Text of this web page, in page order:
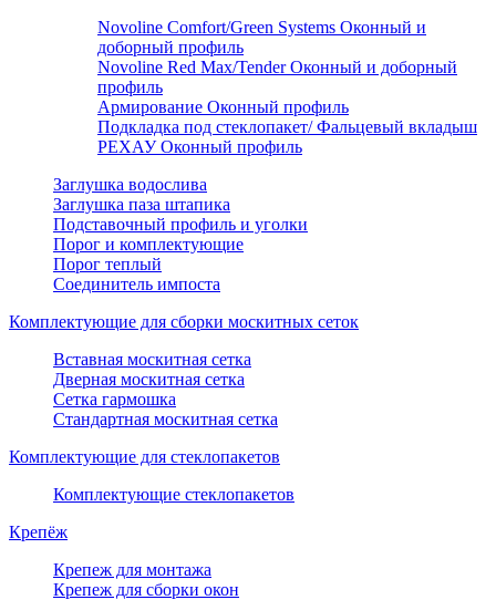
Novoline Comfort/Green Systems Оконный и
доборный профиль
Novoline Red Max/Tender Оконный и доборный
профиль
Армирование Оконный профиль
Подкладка под стеклопакет/ Фальцевый вкладыш
РЕХАУ Оконный профиль
Заглушка водослива
Заглушка паза штапика
Подставочный профиль и уголки
Порог и комплектующие
Порог теплый
Соединитель импоста
Комплектующие для сборки москитных сеток
Вставная москитная сетка
Дверная москитная сетка
Сетка гармошка
Стандартная москитная сетка
Комплектующие для стеклопакетов
Комплектующие стеклопакетов
Крепёж
Крепеж для монтажа
Крепеж для сборки окон